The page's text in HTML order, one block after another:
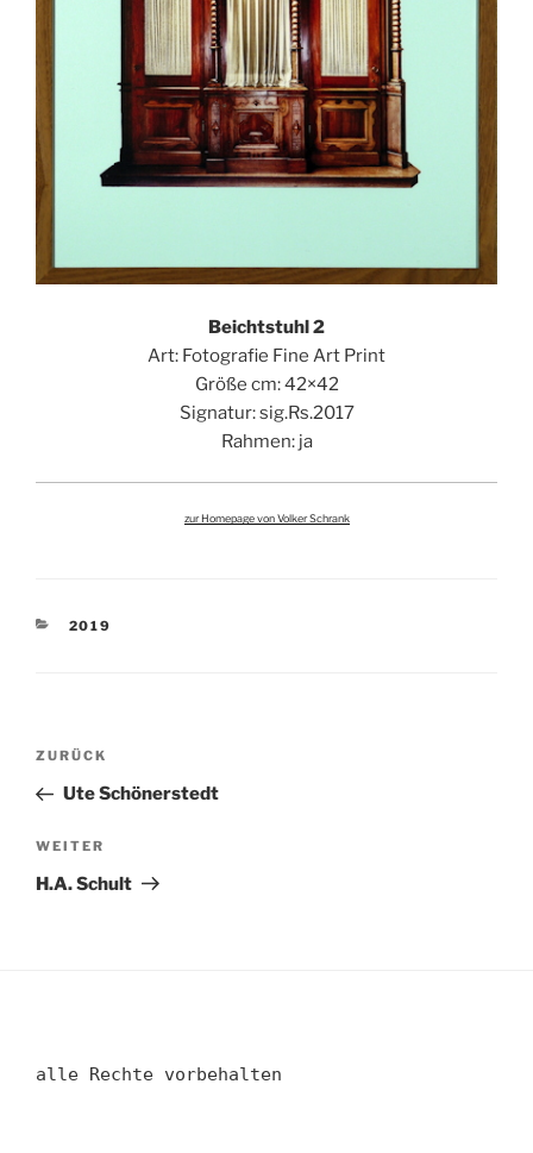
Beichtstuhl 2
Art: Fotografie Fine Art Print
Größe cm: 42×42
Signatur: sig.Rs.2017
Rahmen: ja
zur Homepage von Volker Schrank
KATEGORIEN
2019
Beitragsnavigation
Vorheriger
Beitrag
ZURÜCK
Ute Schönerstedt
Nächster
Beitrag
WEITER
H.A. Schult
alle Rechte vorbehalten